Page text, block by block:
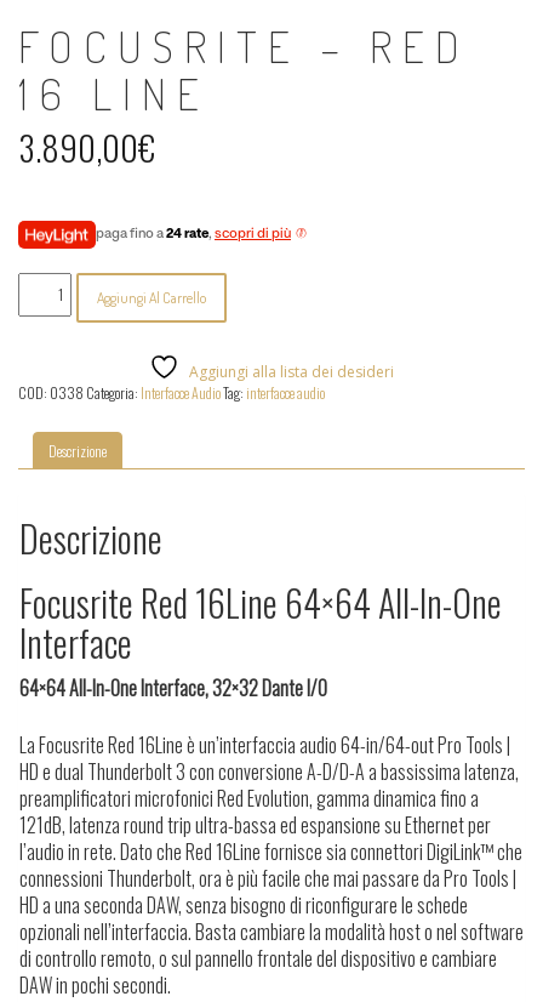
FOCUSRITE – RED
16 LINE
3.890,00€
paga fino a24 rate, scopri di più
Focusrite
Red
quantità
Aggiungi Al Carrello
Aggiungi alla lista dei desideri
COD: 0338 Categoria: Interfacce AudioTag: interfacce audio
Descrizione
Descrizione
Focusrite Red 16Line 64×64 All-In-One
Interface
64×64 All-In-One Interface, 32×32 Dante I/O
La Focusrite Red 16Line è un’interfaccia audio 64-in/64-out Pro Tools |
HD e dual Thunderbolt 3 con conversione A-D/D-A a bassissima latenza,
preamplificatori microfonici Red Evolution, gamma dinamica fino a
121dB, latenza round trip ultra-bassa ed espansione su Ethernet per
l’audio in rete. Dato che Red 16Line fornisce sia connettori DigiLink™ che
connessioni Thunderbolt, ora è più facile che mai passare da Pro Tools |
HD a una seconda DAW, senza bisogno di riconfigurare le schede
opzionali nell’interfaccia. Basta cambiare la modalità host o nel software
di controllo remoto, o sul pannello frontale del dispositivo e cambiare
DAW in pochi secondi.